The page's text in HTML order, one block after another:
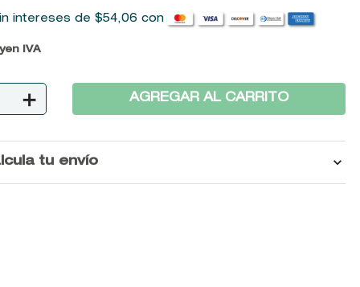
intereses de $54,06con
IVA
＋ AGREGAR AL CARRITO
tu envío